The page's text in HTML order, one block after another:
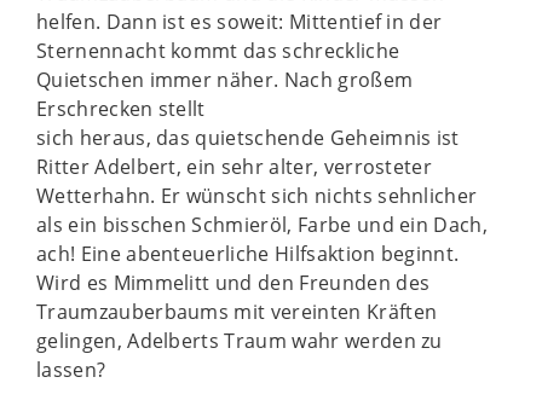
helfen. Dann ist es soweit: Mittentief in der
Sternennacht kommt das schreckliche
Quietschen immer näher. Nach großem
Erschrecken stellt
sich heraus, das quietschende Geheimnis ist
Ritter Adelbert, ein sehr alter, verrosteter
Wetterhahn. Er wünscht sich nichts sehnlicher
als ein bisschen Schmieröl, Farbe und ein Dach,
ach! Eine abenteuerliche Hilfsaktion beginnt.
Wird es Mimmelitt und den Freunden des
Traumzauberbaums mit vereinten Kräften
gelingen, Adelberts Traum wahr werden zu
lassen?